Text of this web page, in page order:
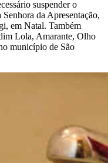
suspender o
da Apresentação,
em Natal. Também
Lola, Amarante, Olho
município de São